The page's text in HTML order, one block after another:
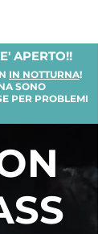
APERTO!! ​
IN NOTTURNA!
SONO
PER PROBLEMI